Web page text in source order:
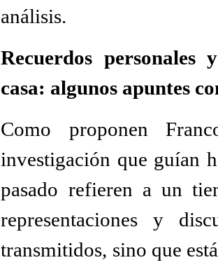
análisis.
Recuerdos
casa: algunos apuntes
Como proponen
investigación que guían
pasado refieren a un
representaciones y
transmitidos, sino que